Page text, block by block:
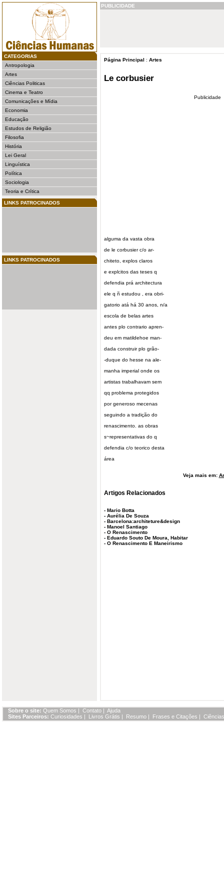
CATEGORIAS
Antropologia
Artes
Ciências Politicas
Cinema e Teatro
Comunicações e Mídia
Economia
Educação
Estudos de Religião
Filosofia
História
Lei Geral
Linguística
Política
Sociologia
Teoria e Crítica
LINKS PATROCINADOS
LINKS PATROCINADOS
PUBLICIDADE
Página Principal : Artes
Le corbusier
Publicidade
alguma da vasta obra
de le corbusier c/o ar-
chiteto, explos claros
e explcitos das teses q
defendia prá architectura
ele q ñ estudou , era obri-
gatorio atá há 30 anos, n/a
escola de belas artes
antes plo contrario apren-
deu em matildehoe man-
dada construir plo grão-
-duque do hesse na ale-
manha imperial onde os
artistas trabalhavam sem
qq problema protegidos
por generoso mecenas
seguindo a tradição do
renascimento. as obras
s~representativas do q
defendia c/o teorico desta
área
Veja mais em:
Artigos Relacionados
- Mario Botta
- Aurélia De Souza
- Barcelona:architeture&design
- Manoel Santiago
- O Renascimento
- Eduardo Souto De Moura, Habitar
- O Renascimento E Maneirismo
Sobre o site: Quem Somos | Contato | Ajuda
Sites Parceiros: Curiosidades | Livros Grátis | Resumo | Frases e Citações |